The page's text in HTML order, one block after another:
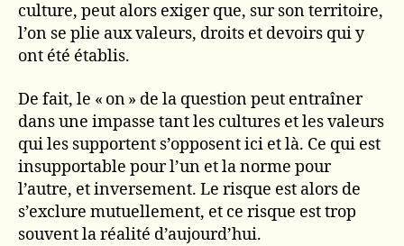
culture, peut alors exiger que, sur son territoire,
l’on se plie aux valeurs, droits et devoirs qui y
ont été établis.
De fait, le « on » de la question peut entraîner
dans une impasse tant les cultures et les valeurs
qui les supportent s’opposent ici et là. Ce qui est
insupportable pour l’un et la norme pour
l’autre, et inversement. Le risque est alors de
s’exclure mutuellement, et ce risque est trop
souvent la réalité d’aujourd’hui.